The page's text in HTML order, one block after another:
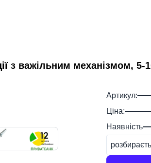
з важільним механізмом,
Артикул:
Ціна:
Наявність